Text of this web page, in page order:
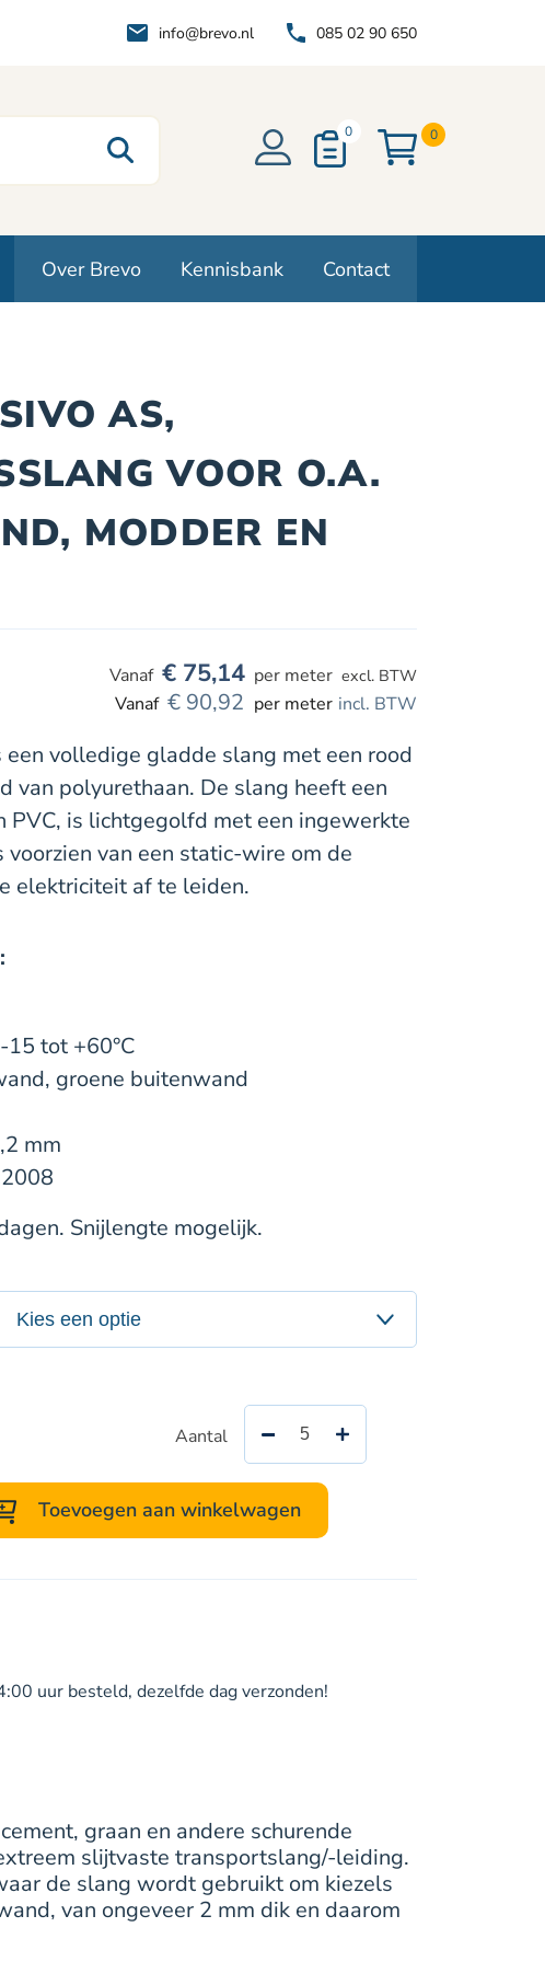
info@brevo.nl 085 02 90 650
0 0
Over Brevo Kennisbank Contact
AS,
VOOR O.A.
MODDER EN
volledige gladde slang met een rood
van polyurethaan. De slang heeft een
PVC, is lichtgegolfd met een ingewerkte
voorzien van een static-wire om de
elektriciteit af te leiden.
tot +60°C
groene buitenwand
mm
Snijlengte mogelijk.
€ 90,92 per meter incl. BTW
€ 75,14 per meter excl. BTW
Aantal
Antiabrasivo
AS,
zuig-/persslang
voor
kiezel,
cement
Toevoegen aan winkelwagen
uur besteld, dezelfde dag verzonden!
graan en andere schurende
slijtvaste transportslang/-leiding.
de slang wordt gebruikt om kiezels
van ongeveer 2 mm dik en daarom